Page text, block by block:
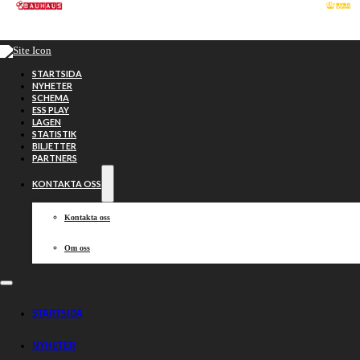
Hoppa till huvudinnehåll
STARTSIDA
NYHETER
SCHEMA
ESS PLAY
LAGEN
STATISTIK
BILJETTER
PARTNERS
KONTAKTA OSS
Kontakta oss
Om oss
STARTSIDA
NYHETER
Grundserien